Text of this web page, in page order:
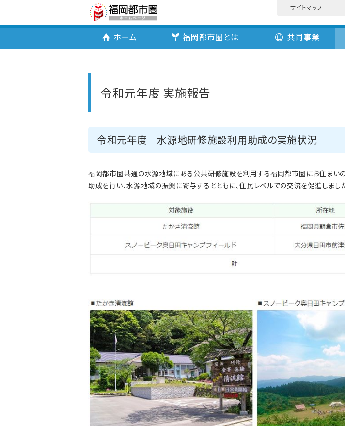
サイトマップ
ホーム 福岡都市圏とは 共同事業
令和元年度 実施報告
令和元年度 水源地研修施設利用助成の実施状況
福岡都市圏共通の水源地域にある公共研修施設を利用する福岡都市圏にお住まい
助成を行い、水源地域の振興に寄与するとともに、住民レベルでの交流を促進しました